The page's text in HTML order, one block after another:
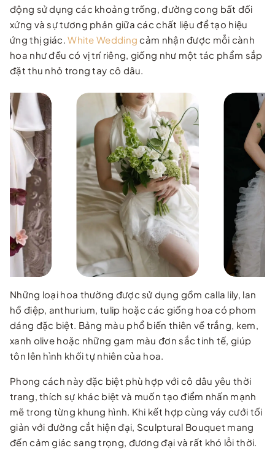
động sử dụng các khoảng trống, đường cong bất đối
xứng và sự tương phản giữa các chất liệu để tạo hiệu
ứng thị giác.White Wedding cảm nhận được mỗi cành
hoa như đều có vị trí riêng, giống như một tác phẩm sắp
đặt thu nhỏ trong tay cô dâu.
Những loại hoa thường được sử dụng gồm calla lily, lan
hồ điệp, anthurium, tulip hoặc các giống hoa có phom
dáng đặc biệt. Bảng màu phổ biến thiên về trắng, kem,
xanh olive hoặc những gam màu đơn sắc tinh tế, giúp
tôn lên hình khối tự nhiên của hoa.
Phong cách này đặc biệt phù hợp với cô dâu yêu thời
trang, thích sự khác biệt và muốn tạo điểm nhấn mạnh
mẽ trong từng khung hình. Khi kết hợp cùng váy cưới tối
giản với đường cắt hiện đại, Sculptural Bouquet mang
đến cảm giác sang trọng, đương đại và rất khó lỗi thời.